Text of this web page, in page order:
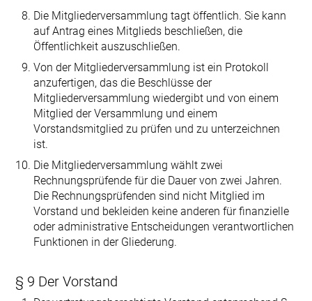
Die Mitgliederversammlung tagt öffentlich. Sie kann
auf Antrag eines Mitglieds beschließen, die
Öffentlichkeit auszuschließen.
Von der Mitgliederversammlung ist ein Protokoll
anzufertigen, das die Beschlüsse der
Mitgliederversammlung wiedergibt und von einem
Mitglied der Versamm­lung und einem
Vorstandsmitglied zu prüfen und zu unterzeichnen
ist.
Die Mitgliederversammlung wählt zwei
Rechnungsprüfende für die Dauer von zwei Jahren.
Die Rechnungsprüfenden sind nicht Mitglied im
Vorstand und bekleiden keine anderen für finanzielle
oder administrative Entscheidungen verantwortlichen
Funktionen in der Gliederung.
§ 9 Der Vorstand